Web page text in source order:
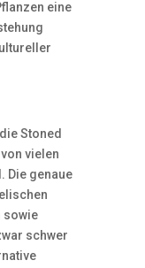
eine
Stoned
vielen
Die genaue
sowie
schwer